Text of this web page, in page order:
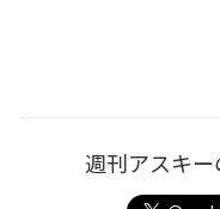
週刊アスキ